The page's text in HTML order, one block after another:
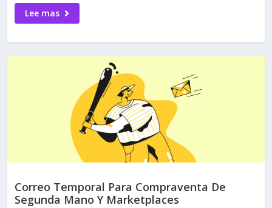
Lee mas
Correo Temporal Para Compraventa De
Segunda Mano Y Marketplaces